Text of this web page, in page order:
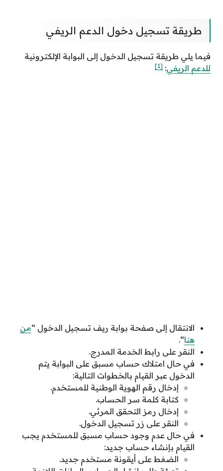
طريقة تسجيل دخول الدعم الريفي
فيما يلي طريقة تسجيل الدخول إلى البوابة الإلكترونية
للدعم الريفي:
[1]
الانتقال إلى صفحة بوابة ريف تسجيل الدخول “من
هنا“.
النقر على رابط الخدمة المدرج.
في حال امتلاك حساب مسبق على البوابة يتم
الدخول عبر القيام بالخطوات التالية:
إدخال رقم الهوية الوطنية للمستخدم.
كتابة كلمة سر الحساب.
إدخال رمز التحقق المرئي.
النقر على زر تسجيل الدخول.
في حال عدم وجود حساب مسبق للمستخدم يجب
القيام بإنشاء حساب جديد:
الضغط على أيقونة مستخدم جديد.